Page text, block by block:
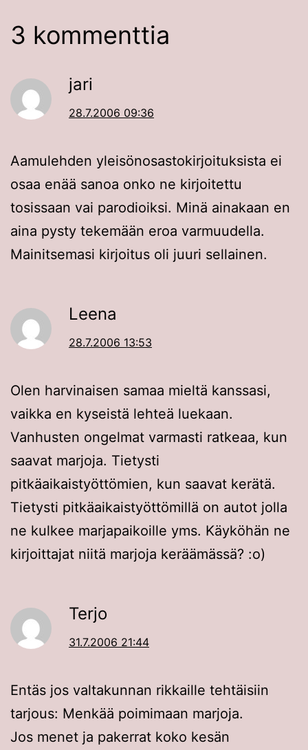
3 kommenttia
jari
28.7.2006 09:36
Aamulehden yleisönosastokirjoituksista ei
osaa enää sanoa onko ne kirjoitettu
tosissaan vai parodioiksi. Minä ainakaan en
aina pysty tekemään eroa varmuudella.
Mainitsemasi kirjoitus oli juuri sellainen.
Leena
28.7.2006 13:53
Olen harvinaisen samaa mieltä kanssasi,
vaikka en kyseistä lehteä luekaan.
Vanhusten ongelmat varmasti ratkeaa, kun
saavat marjoja. Tietysti
pitkäaikaistyöttömien, kun saavat kerätä.
Tietysti pitkäaikaistyöttömillä on autot jolla
ne kulkee marjapaikoille yms. Käyköhän ne
kirjoittajat niitä marjoja keräämässä? :o)
Terjo
31.7.2006 21:44
Entäs jos valtakunnan rikkaille tehtäisiin
tarjous: Menkää poimimaan marjoja.
Jos menet ja pakerrat koko kesän